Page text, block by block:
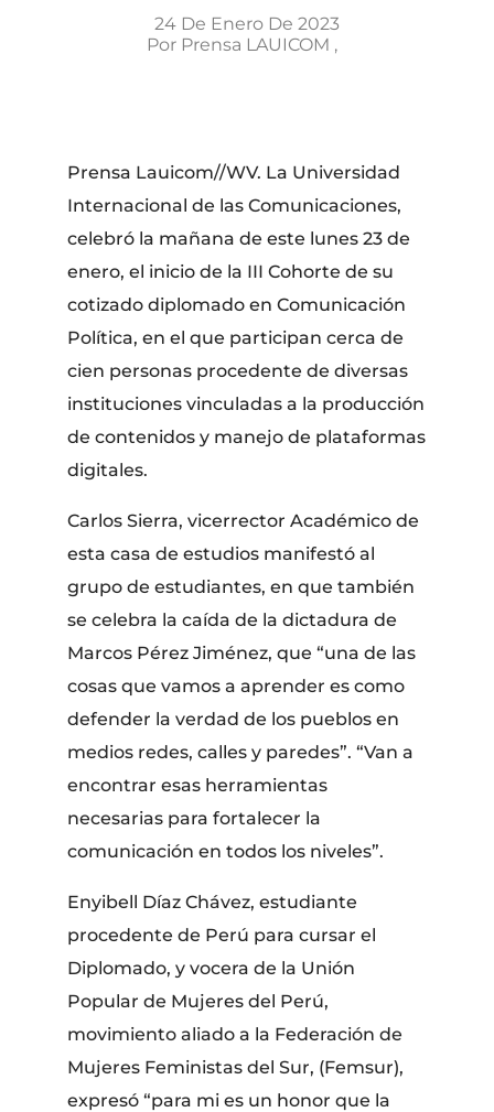
24 De Enero De 2023
Por Prensa LAUICOM
Prensa Lauicom//WV. La Universidad
Internacional de las Comunicaciones,
celebró la mañana de este lunes 23 de
enero, el inicio de la III Cohorte de su
cotizado diplomado en Comunicación
Política, en el que participan cerca de
cien personas procedente de diversas
instituciones vinculadas a la producción
de contenidos y manejo de plataformas
digitales.
Carlos Sierra, vicerrector Académico de
esta casa de estudios manifestó al
grupo de estudiantes, en que también
se celebra la caída de la dictadura de
Marcos Pérez Jiménez, que “una de las
cosas que vamos a aprender es como
defender la verdad de los pueblos en
medios redes, calles y paredes”. “Van a
encontrar esas herramientas
necesarias para fortalecer la
comunicación en todos los niveles”.
Enyibell Díaz Chávez, estudiante
procedente de Perú para cursar el
Diplomado, y vocera de la Unión
Popular de Mujeres del Perú,
movimiento aliado a la Federación de
Mujeres Feministas del Sur, (Femsur),
expresó “para mi es un honor que la